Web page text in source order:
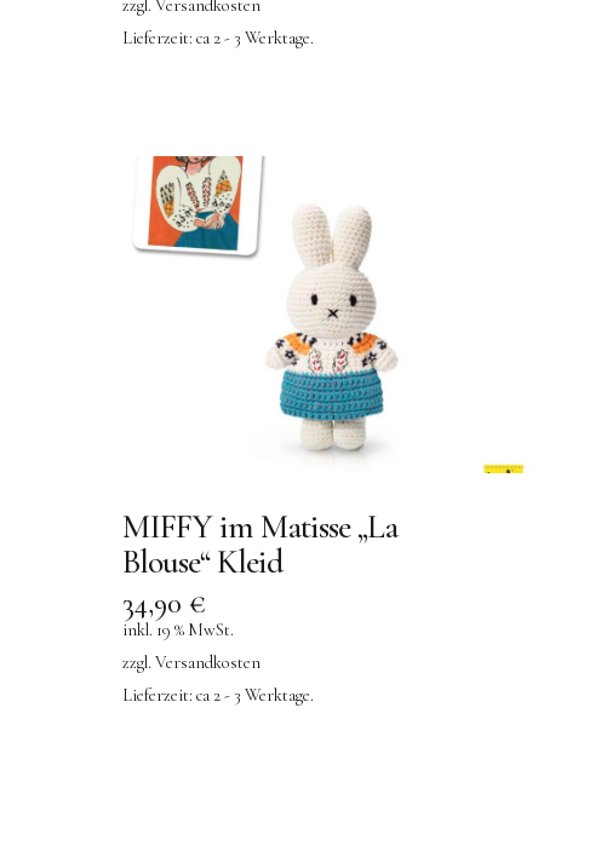
zzgl. Versandkosten
Lieferzeit: ca 2 - 3 Werktage.
MIFFY im Matisse „La
Blouse“ Kleid
34,90 €
inkl. 19 % MwSt.
zzgl. Versandkosten
Lieferzeit: ca 2 - 3 Werktage.